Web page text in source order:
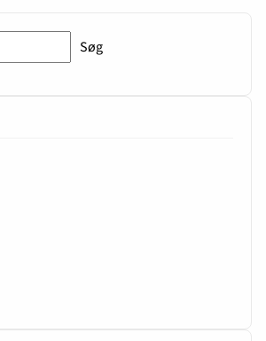
Søg